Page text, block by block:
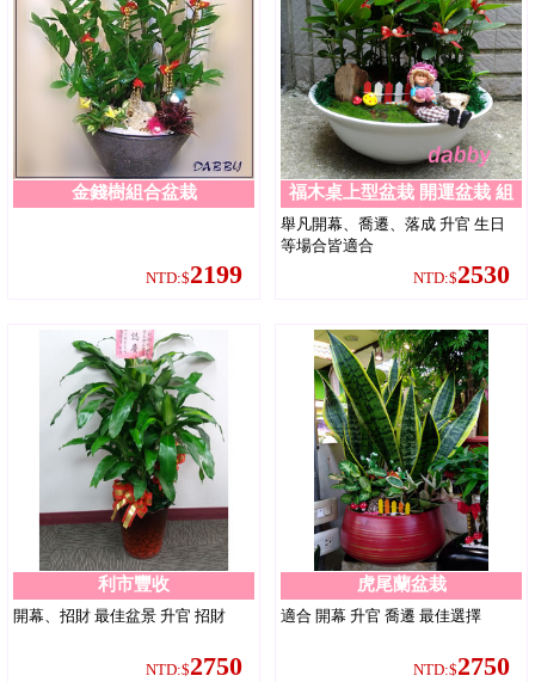
金錢樹組合盆栽
NTD:$2199
福木桌上型盆栽 開運盆栽 組
合盆栽 台北花店 黛比花屋
舉凡開幕、喬遷、落成 升官 生日
等場合皆適合
NTD:$2530
利市豐收
開幕、招財 最佳盆景 升官 招財
NTD:$2750
虎尾蘭盆栽
適合 開幕 升官 喬遷 最佳選擇
NTD:$2750